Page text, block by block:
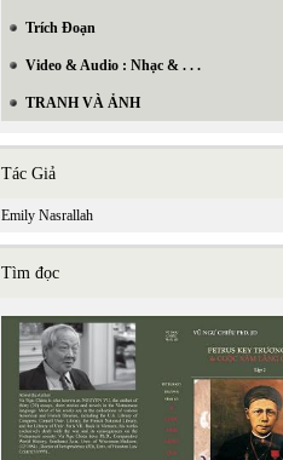
Trích Đoạn
Video & Audio : Nhạc & . . .
TRANH VÀ ẢNH
Tác Giả
Emily Nasrallah
Tìm đọc